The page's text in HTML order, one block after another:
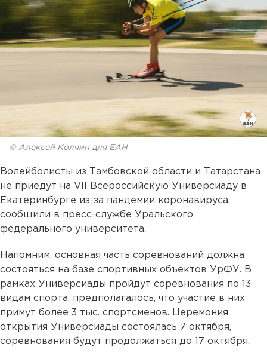
© Алексей Колчин для ЕАН
Волейболисты из Тамбовской области и Татарстана
не приедут на VII Всероссийскую Универсиаду в
Екатеринбурге из-за пандемии коронавируса,
сообщили в пресс-службе Уральского
федерального университета.
Напомним, основная часть соревнований должна
состояться на базе спортивных объектов УрФУ. В
рамках Универсиады пройдут соревнования по 13
видам спорта, предполагалось, что участие в них
примут более 3 тыс. спортсменов. Церемония
открытия Универсиады состоялась 7 октября,
соревнования будут продолжаться до 17 октября.